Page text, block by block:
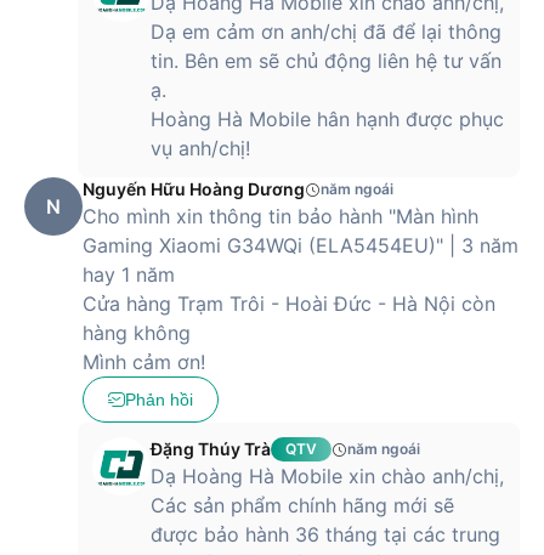
Dạ em cảm ơn anh/chị đã để lại thông
tin. Bên em sẽ chủ động liên hệ tư vấn
ạ.
Hoàng Hà Mobile hân hạnh được phục
vụ anh/chị!
N
Nguyến Hữu Hoàng Dương năm ngoái
Cho mình xin thông tin bảo hành "Màn hình
Gaming Xiaomi G34WQi (ELA5454EU)" | 3 năm
hay 1 năm
Cửa hàng Trạm Trôi - Hoài Đức - Hà Nội còn
hàng không
Mình cảm ơn!
Phản hồi
Đặng Thúy Trà QTV năm ngoái
Dạ Hoàng Hà Mobile xin chào anh/chị,
Các sản phẩm chính hãng mới sẽ
được bảo hành 36 tháng tại các trung